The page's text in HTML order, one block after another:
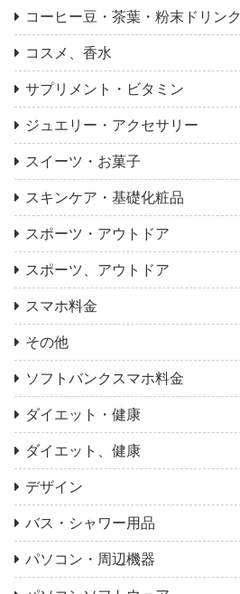
コーヒー豆・茶葉・粉末ドリンク
コスメ、香水
サプリメント・ビタミン
ジュエリー・アクセサリー
スイーツ・お菓子
スキンケア・基礎化粧品
スポーツ・アウトドア
スポーツ、アウトドア
スマホ料金
その他
ソフトバンクスマホ料金
ダイエット・健康
ダイエット、健康
デザイン
バス・シャワー用品
パソコン・周辺機器